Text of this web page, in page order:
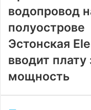
водопровод
полуострове
Эстонская
вводит
мощность